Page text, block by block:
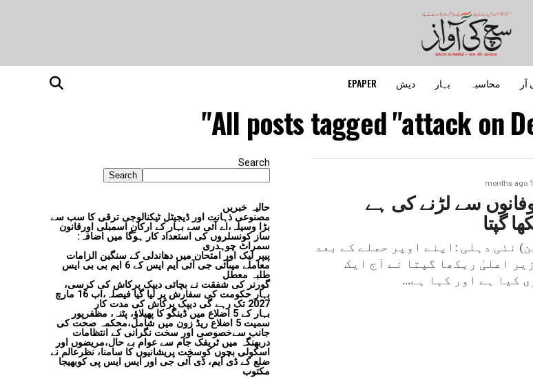
محاسبہ بہار دیش EPAPER
All posts tagged "attack on
12
سے لڑنے کی ہے
گپتا
نئی دہلی :اپنے اوپر حملے کے بعد
اعلیٰ ریکھا گپتا نے آج ایک
کیا ہے اور کہا ہے...
Search
Search
حالیہ خبریں
مصنوعی ذہانت اور ڈیجیٹل ٹیکنالوجی ترقی کا سب سے
بڑا وسیلہ،اے آئی سے بہار کے ارکانِ اسمبلی اورقانون
ساز کونسلروں کی استعداد کار ہوگا میں اضافہ:
سمراٹ چوہدری
پیپر لیک اور امتحان میں دھاندلی کے سنگین الزامات
معاملے میںآئی جی آئی ایم ایس کے 6 ایم بی بی ایس
طلبہ معطل
گورنر کی شفقت نے بچائی دیپک پرکاش کی کرسی،
بہار حکومت کی سفارش پر لیا گیا فیصلہ،اب 16 مارچ
2027 تک رہے گی دیپک پرکاش کی مدت کار
بہار کے 5 اضلاع میں ڈینگو کا پھیلاؤ، پٹنہ، مظفرپور
سمیت 5 اضلاع ریڈ زون میں شامل،محکمہ صحت کی
جانب سےخصوصی اور سخت نگرانی کے انتظامات
دربھنگہ میں ٹریفک جام سے عوام بے حال،مریضوں اور
اسکولی بچوں کوسخت پریشانیوں کا سامنا، نظرعالم نے
ضلع کے ڈی ایم، ڈی آئی جی اور ایس ایس پی کوبھیجا
مکتوب